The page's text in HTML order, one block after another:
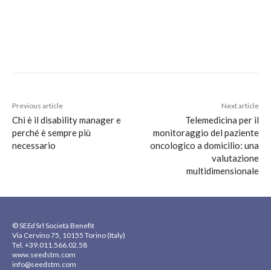
Previous article
Chi è il disability manager e
perché è sempre più
necessario
Next article
Telemedicina per il
monitoraggio del paziente
oncologico a domicilio: una
valutazione
multidimensionale
© SEEdSrl Società Benefit
Via Cervino 75, 10155 Torino (Italy)
Tel. +39.011.566.02.58
www.seedstm.com
info@seedstm.com